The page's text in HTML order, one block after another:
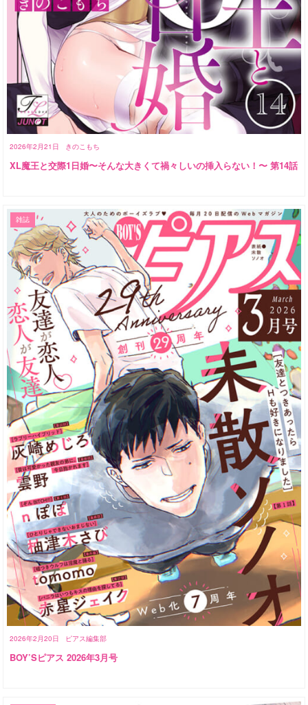
2026年2月21日 きのこもち
XL魔王と交際1日婚〜そんな大きくて禍々しいの挿入らない！〜 第14話
2026年2月20日 ピアス編集部
雑誌
BOY’Sピアス 2026年3月号